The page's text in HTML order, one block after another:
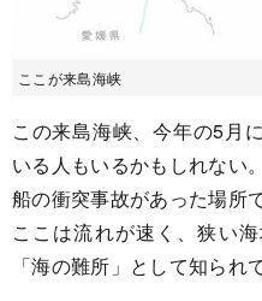
ここが来島海峡
この来島海峡、今年の5月
いる人もいるかもしれない。
船の衝突事故があった場所で
ここは流れが速く、狭い
「海の難所」として知られ